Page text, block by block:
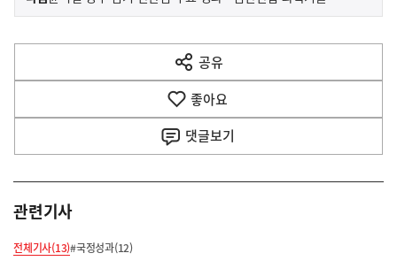
전
다
음
공유
열
기
좋아요
댓글보기
관련기사
전체기사(13)#국정성과(12)